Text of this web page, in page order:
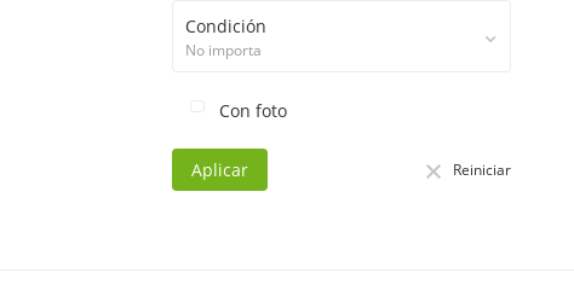
Condición
No importa
Con foto
Aplicar Reiniciar